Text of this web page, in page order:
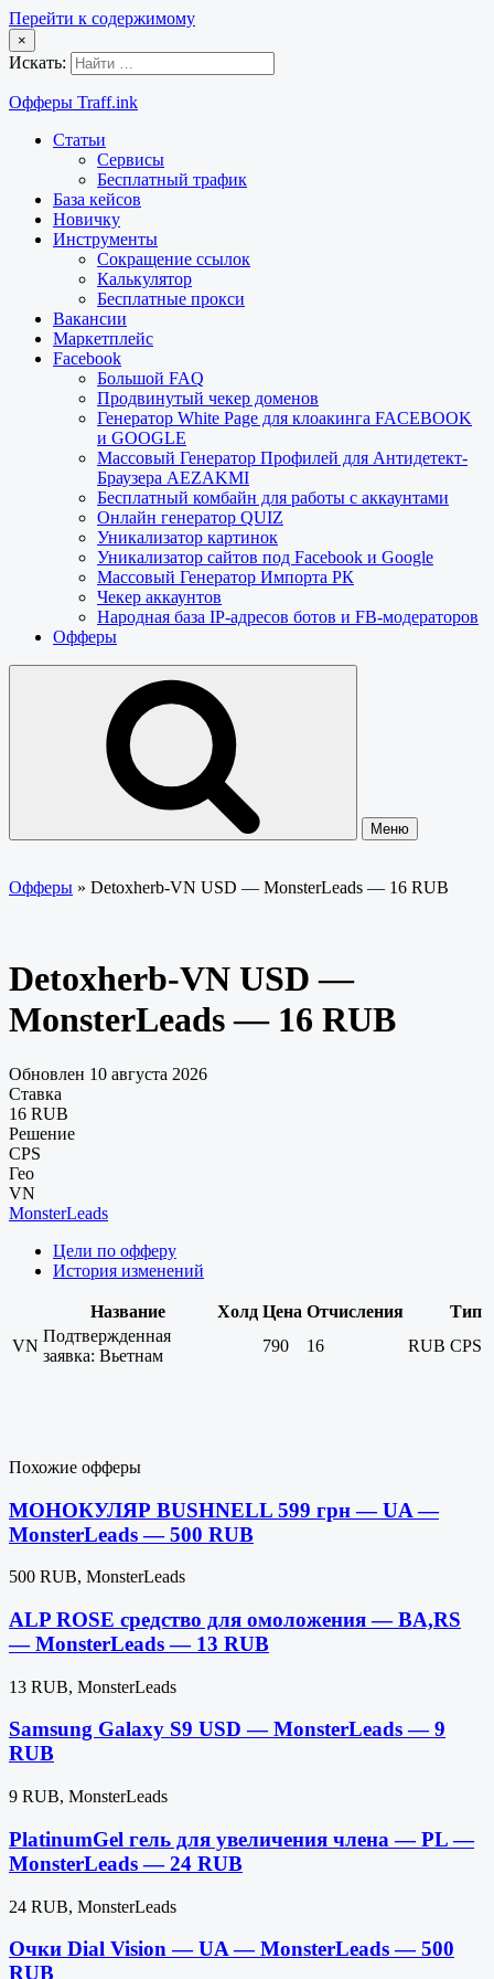
Перейти к содержимому
×
Искать:
Офферы Traff.ink
Статьи
Сервисы
Бесплатный трафик
База кейсов
Новичку
Инструменты
Сокращение ссылок
Калькулятор
Бесплатные прокси
Вакансии
Маркетплейс
Facebook
Большой FAQ
Продвинутый чекер доменов
Генератор White Page для клоакинга FACEBOOK
и GOOGLE
Массовый Генератор Профилей для Антидетект-
Браузера AEZAKMI
Бесплатный комбайн для работы с аккаунтами
Онлайн генератор QUIZ
Уникализатор картинок
Уникализатор сайтов под Facebook и Google
Массовый Генератор Импорта РК
Чекер аккаунтов
Народная база IP-адресов ботов и FB-модераторов
Офферы
Меню
Офферы » Detoxherb-VN USD — MonsterLeads — 16 RUB
Detoxherb-VN USD —
MonsterLeads — 16 RUB
Обновлен 10 августа 2026
Ставка
16 RUB
Решение
CPS
Гео
VN
MonsterLeads
Цели по офферу
История изменений
Название Холд Цена Отчисления
Тип
VN
Подтвержденная
заявка: Вьетнам
790 16 RUB CPS
Похожие офферы
МОНОКУЛЯР BUSHNELL 599 грн — UA —
MonsterLeads — 500 RUB
500 RUB, MonsterLeads
ALP ROSE средство для омоложения — BA,RS
— MonsterLeads — 13 RUB
13 RUB, MonsterLeads
Samsung Galaxy S9 USD — MonsterLeads — 9
RUB
9 RUB, MonsterLeads
PlatinumGel гель для увеличения члена — PL —
MonsterLeads — 24 RUB
24 RUB, MonsterLeads
Очки Dial Vision — UA — MonsterLeads — 500
RUB